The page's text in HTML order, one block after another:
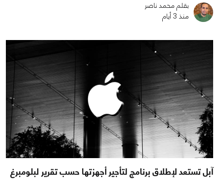
بقلم محمد ناصر
منذ 3 أيام
آبل تستعد لإطلاق برنامج لتأجير أجهزتها حسب تقرير لبلومبرغ